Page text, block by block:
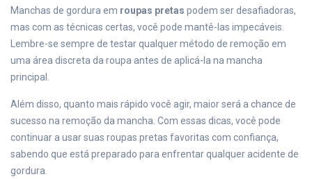
Manchas de gordura em roupas pretas podem ser desafiadoras,
mas com as técnicas certas, você pode mantê-las impecáveis.
Lembre-se sempre de testar qualquer método de remoção em
uma área discreta da roupa antes de aplicá-la na mancha
principal.
Além disso, quanto mais rápido você agir, maior será a chance de
sucesso na remoção da mancha. Com essas dicas, você pode
continuar a usar suas roupas pretas favoritas com confiança,
sabendo que está preparado para enfrentar qualquer acidente de
gordura.